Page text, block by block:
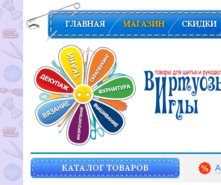
ГЛАВНАЯ МАГАЗИН СКИДКИ
КАТАЛОГ ТОВАРОВ